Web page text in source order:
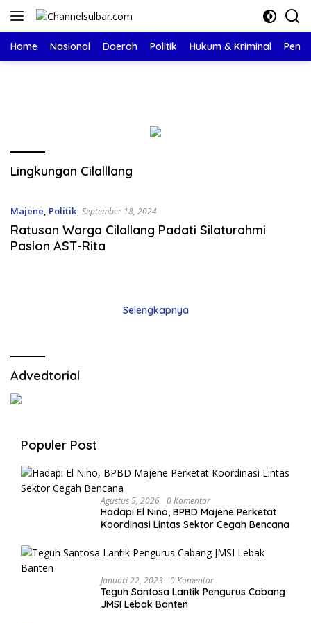
Langsung
Home Nasional Daerah Politik Hukum & Kriminal
Lingkungan Cilalllang
Majene, Politik September 18, 2024
Ratusan Warga Cilallang Padati Silaturahmi
Paslon AST-Rita
Selengkapnya
Advedtorial
Populer Post
Agustus 5, 2026 0 Komentar
Hadapi El Nino, BPBD Majene Perketat
Koordinasi Lintas Sektor Cegah Bencana
Januari 22, 2023 0 Komentar
Teguh Santosa Lantik Pengurus Cabang
JMSI Lebak Banten